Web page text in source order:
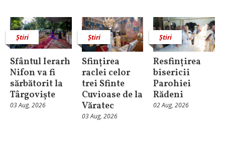
Știri
Sfântul Ierarh
Nifon va fi
sărbătorit la
Târgoviște
03 Aug, 2026
Știri
Sfințirea
raclei celor
trei Sfinte
Cuvioase de la
Văratec
03 Aug, 2026
Știri
Resfințirea
bisericii
Parohiei
Rădeni
02 Aug, 2026